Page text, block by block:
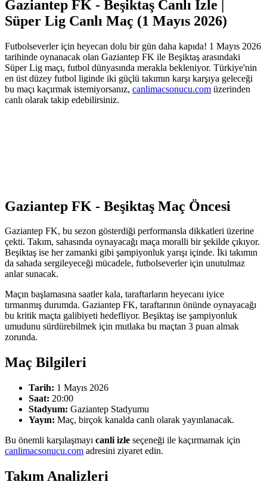
Gaziantep FK - Beşiktaş Canlı İzle |
Süper Lig Canlı Maç (1 Mayıs 2026)
Futbolseverler için heyecan dolu bir gün daha kapıda! 1 Mayıs 2026
tarihinde oynanacak olan Gaziantep FK ile Beşiktaş arasındaki
Süper Lig maçı, futbol dünyasında merakla bekleniyor. Türkiye'nin
en üst düzey futbol liginde iki güçlü takımın karşı karşıya geleceği
bu maçı kaçırmak istemiyorsanız, canlimacsonucu.com üzerinden
canlı olarak takip edebilirsiniz.
Gaziantep FK - Beşiktaş Maç Öncesi
Gaziantep FK, bu sezon gösterdiği performansla dikkatleri üzerine
çekti. Takım, sahasında oynayacağı maça moralli bir şekilde çıkıyor.
Beşiktaş ise her zamanki gibi şampiyonluk yarışı içinde. İki takımın
da sahada sergileyeceği mücadele, futbolseverler için unutulmaz
anlar sunacak.
Maçın başlamasına saatler kala, taraftarların heyecanı iyice
tırmanmış durumda. Gaziantep FK, taraftarının önünde oynayacağı
bu kritik maçta galibiyeti hedefliyor. Beşiktaş ise şampiyonluk
umudunu sürdürebilmek için mutlaka bu maçtan 3 puan almak
zorunda.
Maç Bilgileri
Tarih: 1 Mayıs 2026
Saat: 20:00
Stadyum: Gaziantep Stadyumu
Yayın: Maç, birçok kanalda canlı olarak yayınlanacak.
Bu önemli karşılaşmayı canli izle seçeneği ile kaçırmamak için
canlimacsonucu.com adresini ziyaret edin.
Takım Analizleri